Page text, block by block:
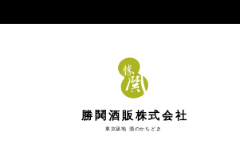
勝鬨酒販株式会社
東京築地 酒のかちどき